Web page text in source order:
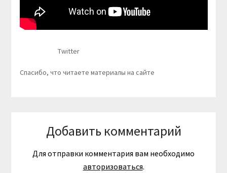
Twitter
Спасибо, что читаете материалы на сайте
Добавить комментарий
Для отправки комментария вам необходимо
авторизоваться.